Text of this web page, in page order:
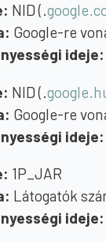
NID (.
Google-re
ideje:
NID (.
Google-re
ideje:
1P_JAR
Látogatók
ideje: